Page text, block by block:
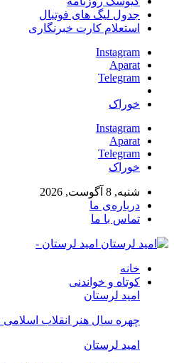
جدول لیگ های فوتبال
استعلام کارت خبرنگاری
Instagram
Aparat
Telegram
خوراک
Instagram
Aparat
Telegram
خوراک
شنبه, 8 آگوست, 2026
درباره‌ی ما
تماس با ما
امید لرستان -
خانه
کوتاه و خواندنی
امید لرستان
چهره سال هنر انقلاب
امید لرستان